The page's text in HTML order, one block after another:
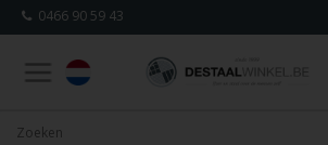
0466 90 59 43